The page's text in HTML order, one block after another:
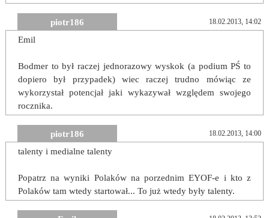
piotr186 18.02.2013, 14:02
Emil
Bodmer to był raczej jednorazowy wyskok (a podium PŚ to
dopiero był przypadek) wiec raczej trudno mówiąc ze
wykorzystał potencjał jaki wykazywał względem swojego
rocznika.
piotr186 18.02.2013, 14:00
talenty i medialne talenty
Popatrz na wyniki Polaków na porzednim EYOF-e i kto z
Polaków tam wtedy startował... To już wtedy były talenty.